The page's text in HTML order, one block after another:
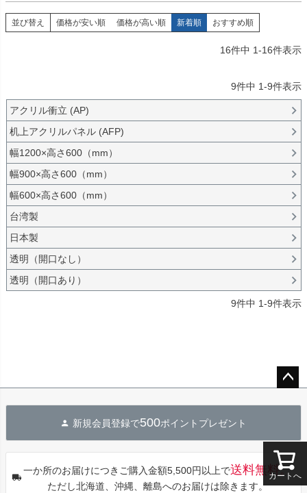
並び替え 価格が安い順 価格が高い順 新着順 おすすめ順
16件中 1-16件表示
9件中 1-9件表示
アクリル衝立 (AP)
机上アクリルパネル (AFP)
幅1200×高さ600（mm）
幅900×高さ600（mm）
幅600×高さ600（mm）
台湾製
日本製
透明（開口なし）
透明（開口あり）
9件中 1-9件表示
カートへ
へ
新規会員登録で500ポイントプレゼント
一か所のお届けにつきご購入金額5,500円以上で送料無料。
ただし北海道、沖縄、離島へのお届けは除きます。